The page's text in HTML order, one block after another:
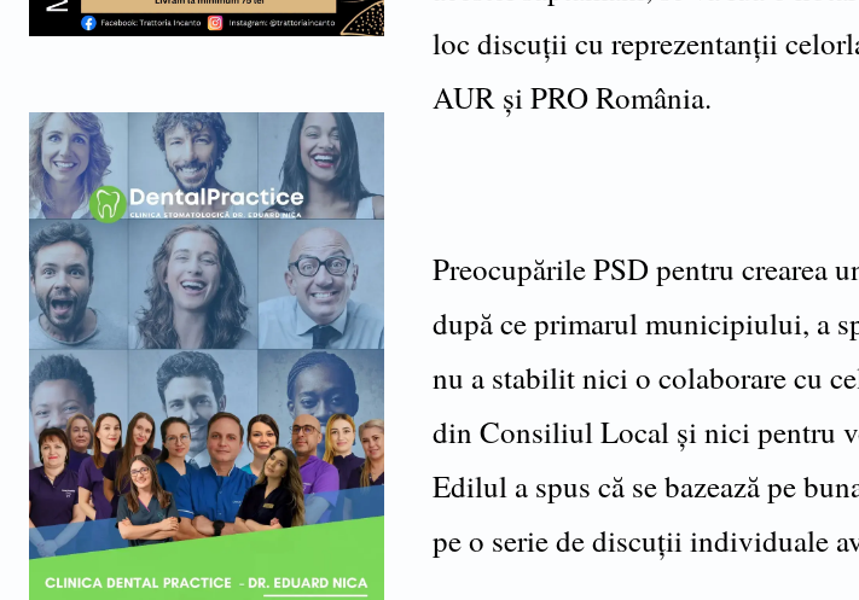
loc discuții cu reprezentanții
AUR și PRO România.
Preocupările PSD pentru crearea
după ce primarul municipiului, a
nu a stabilit nici o colaborare cu
din Consiliul Local și nici pentru
Edilul a spus că se bazează pe
pe o serie de discuții individuale